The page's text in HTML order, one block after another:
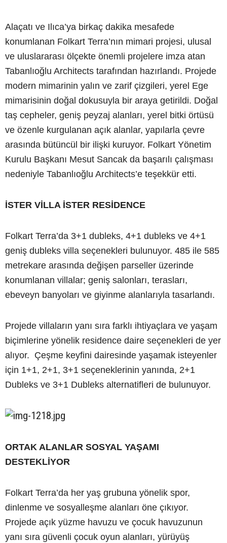
Alaçatı ve Ilıca’ya birkaç dakika mesafede
konumlanan Folkart Terra’nın mimari projesi, ulusal
ve uluslararası ölçekte önemli projelere imza atan
Tabanlıoğlu Architects tarafından hazırlandı. Projede
modern mimarinin yalın ve zarif çizgileri, yerel Ege
mimarisinin doğal dokusuyla bir araya getirildi. Doğal
taş cepheler, geniş peyzaj alanları, yerel bitki örtüsü
ve özenle kurgulanan açık alanlar, yapılarla çevre
arasında bütüncül bir ilişki kuruyor. Folkart Yönetim
Kurulu Başkanı Mesut Sancak da başarılı çalışması
nedeniyle Tabanlıoğlu Architects’e teşekkür etti.
İSTER VİLLA İSTER RESİDENCE
Folkart Terra’da 3+1 dubleks, 4+1 dubleks ve 4+1
geniş dubleks villa seçenekleri bulunuyor. 485 ile 585
metrekare arasında değişen parseller üzerinde
konumlanan villalar; geniş salonları, terasları,
ebeveyn banyoları ve giyinme alanlarıyla tasarlandı.
Projede villaların yanı sıra farklı ihtiyaçlara ve yaşam
biçimlerine yönelik residence daire seçenekleri de yer
alıyor. Çeşme keyfini dairesinde yaşamak isteyenler
için 1+1, 2+1, 3+1 seçeneklerinin yanında, 2+1
Dubleks ve 3+1 Dubleks alternatifleri de bulunuyor.
ORTAK ALANLAR SOSYAL YAŞAMI
DESTEKLİYOR
Folkart Terra’da her yaş grubuna yönelik spor,
dinlenme ve sosyalleşme alanları öne çıkıyor.
Projede açık yüzme havuzu ve çocuk havuzunun
yanı sıra güvenli çocuk oyun alanları, yürüyüş